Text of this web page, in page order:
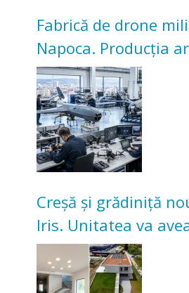
Fabrică de drone
Napoca. Producția
înceapă în toamna
Creșă și grădiniță
Iris. Unitatea va
pentru copii